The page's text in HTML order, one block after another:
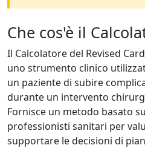
Che cos'è il
Il Calcolatore del Revised
uno strumento clinico
un paziente di subire
durante un intervento
Fornisce un metodo basato
professionisti sanitari per
supportare le decisioni di